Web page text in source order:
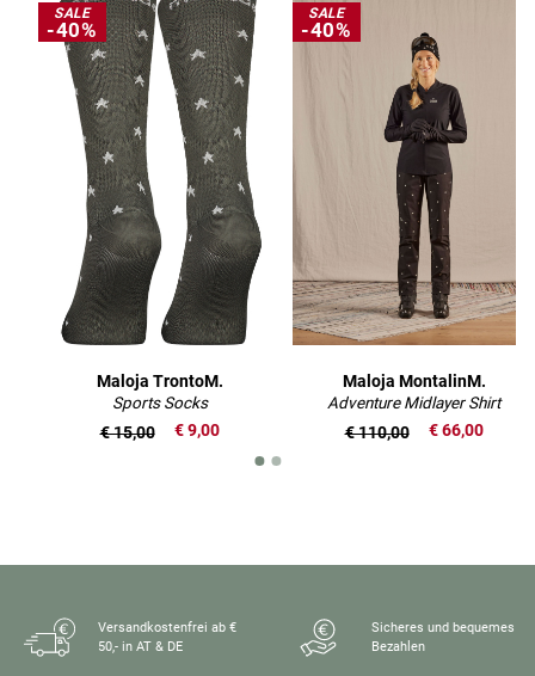
SALE
-40%
Maloja TrontoM.
Sports Socks
€ 9,00
€ 15,00
SALE
-40%
Maloja MontalinM.
Adventure Midlayer Shirt
€ 66,00
€ 110,00
Versandkostenfrei ab €
50,- in AT & DE
Sicheres und bequemes
Bezahlen